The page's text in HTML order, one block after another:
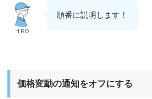
HIRO
順番に説明します！
価格変動の通知をオフにする